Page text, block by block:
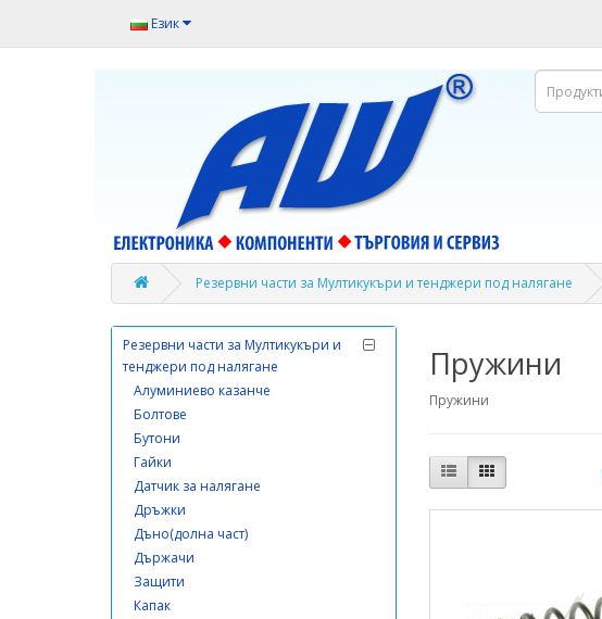
Език
Резервни части за Мултикукъри и тенджери под налягане
обезвлажнители
Резервни части за Малки
домакински уреди
Резервни части за Месомелачки и
колбасорезачки
Резервни части за Микровълнови
печки
Резервни части за Мобилни
телефони
Резервни части за Мултикукъри и
тенджери под налягане
Алуминиево казанче
Болтове
Бутони
Гайки
Датчик за налягане
Дръжки
Дъно(долна част)
Държачи
Защити
Капак
Пружини
Пружини